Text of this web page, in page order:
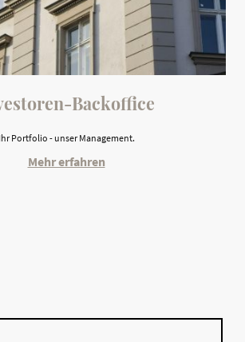
Backoffice
Ihr Portfolio - unser Management.
Mehr erfahren